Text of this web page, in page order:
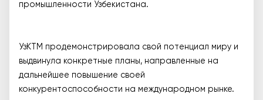
промышленности Узбекистана.
УзКТМ продемонстрировала свой потенциал миру и
выдвинула конкретные планы, направленные на
дальнейшее повышение своей
конкурентоспособности на международном рынке.